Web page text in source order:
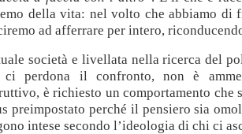
della vita: nel volto che abbiamo di
ad afferrare per intero,
società e livellata nella ricerca del
ci perdona il confronto, non è
è richiesto un comportamento che
preimpostato perché il pensiero sia
intese secondo l’ideologia di chi ci